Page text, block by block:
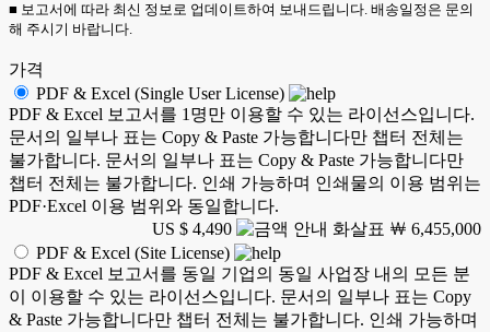
■ 보고서에 따라 최신 정보로 업데이트하여 보내드립니다. 배송일정은 문의
해 주시기 바랍니다.
가격
PDF & Excel (Single User License)
PDF & Excel 보고서를 1명만 이용할 수 있는 라이선스입니다.
문서의 일부나 표는 Copy & Paste 가능합니다만 챕터 전체는
불가합니다. 문서의 일부나 표는 Copy & Paste 가능합니다만
챕터 전체는 불가합니다. 인쇄 가능하며 인쇄물의 이용 범위는
PDF·Excel 이용 범위와 동일합니다.
US $ 4,490
￦ 6,455,000
PDF & Excel (Site License)
PDF & Excel 보고서를 동일 기업의 동일 사업장 내의 모든 분
이 이용할 수 있는 라이선스입니다. 문서의 일부나 표는 Copy
& Paste 가능합니다만 챕터 전체는 불가합니다. 인쇄 가능하며